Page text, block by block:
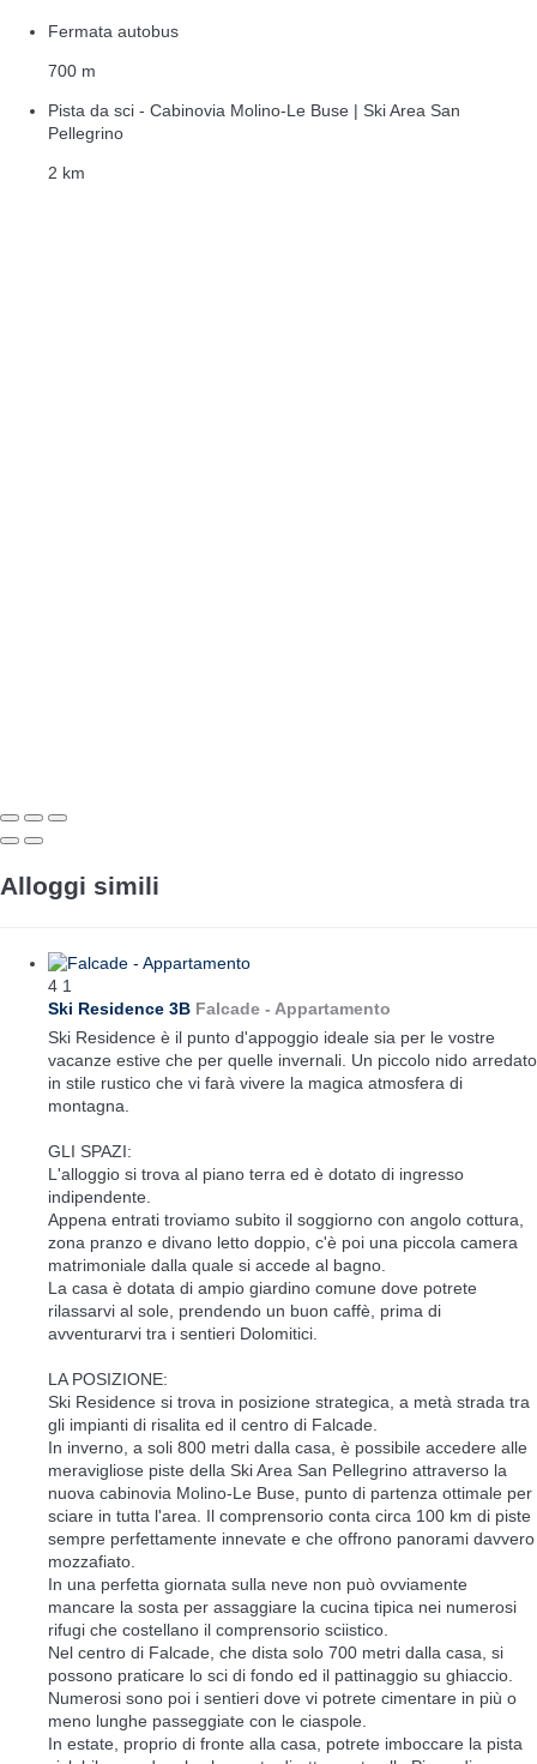
Fermata autobus
700 m
Pista da sci - Cabinovia Molino-Le Buse | Ski Area San
Pellegrino
2 km
Alloggi simili
4 1
Ski Residence 3B Falcade - Appartamento
Ski Residence è il punto d'appoggio ideale sia per le vostre
vacanze estive che per quelle invernali. Un piccolo nido arredato
in stile rustico che vi farà vivere la magica atmosfera di
montagna.
GLI SPAZI:
L'alloggio si trova al piano terra ed è dotato di ingresso
indipendente.
Appena entrati troviamo subito il soggiorno con angolo cottura,
zona pranzo e divano letto doppio, c'è poi una piccola camera
matrimoniale dalla quale si accede al bagno.
La casa è dotata di ampio giardino comune dove potrete
rilassarvi al sole, prendendo un buon caffè, prima di
avventurarvi tra i sentieri Dolomitici.
LA POSIZIONE:
Ski Residence si trova in posizione strategica, a metà strada tra
gli impianti di risalita ed il centro di Falcade.
In inverno, a soli 800 metri dalla casa, è possibile accedere alle
meravigliose piste della Ski Area San Pellegrino attraverso la
nuova cabinovia Molino-Le Buse, punto di partenza ottimale per
sciare in tutta l'area. Il comprensorio conta circa 100 km di piste
sempre perfettamente innevate e che offrono panorami davvero
mozzafiato.
In una perfetta giornata sulla neve non può ovviamente
mancare la sosta per assaggiare la cucina tipica nei numerosi
rifugi che costellano il comprensorio sciistico.
Nel centro di Falcade, che dista solo 700 metri dalla casa, si
possono praticare lo sci di fondo ed il pattinaggio su ghiaccio.
Numerosi sono poi i sentieri dove vi potrete cimentare in più o
meno lunghe passeggiate con le ciaspole.
In estate, proprio di fronte alla casa, potrete imboccare la pista